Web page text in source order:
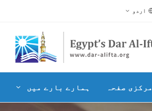
اردو
مرکزی صفحہ ہمارے بارے میں